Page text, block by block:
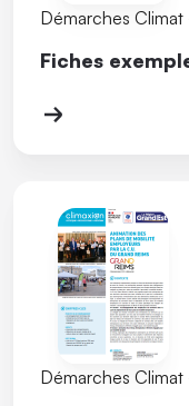
Démarches
Fiches
Démarches